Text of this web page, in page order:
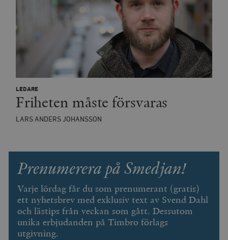
LEDARE
Friheten måste försvaras
LARS ANDERS JOHANSSON
Prenumerera på Smedjan!
Varje lördag får du som prenumerant (gratis)
ett nyhetsbrev med exklusiv text av Svend Dahl
och lästips från veckan som gått. Dessutom
unika erbjudanden på Timbro förlags
utgivning.